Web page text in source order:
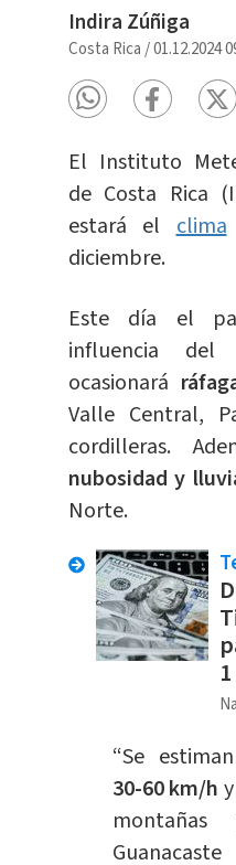
Indira Zúñiga
Costa Rica /01.12.2024
El Instituto
de Costa Rica
estará elclima
diciembre.
Este día el
influencia
ocasionará
Valle Central,
cordilleras.
nubosidad y
Norte.
“Se
30-60 km/h